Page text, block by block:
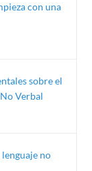
con una
sobre el
Verbal
no